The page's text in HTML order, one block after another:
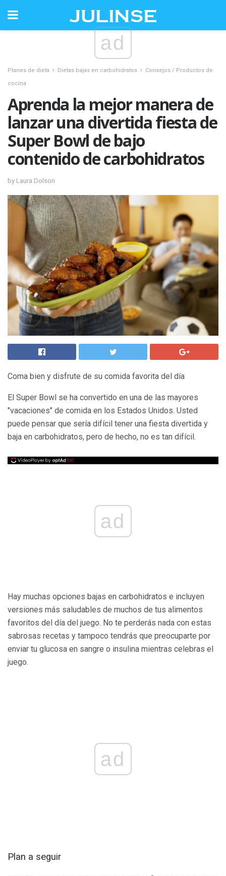
ad
Planes de dieta Dietas bajas en carbohidratos
Consejos / Productos de
cocina
Aprenda la mejor manera de
lanzar una divertida fiesta de
Super Bowl de bajo
contenido de carbohidratos
by Laura Dolson
Coma bien y disfrute de su comida favorita del día
El Super Bowl se ha convertido en una de las mayores
"vacaciones" de comida en los Estados Unidos. Usted
puede pensar que sería difícil tener una fiesta divertida y
baja en carbohidratos, pero de hecho, no es tan difícil.
ad
Hay muchas opciones bajas en carbohidratos e incluyen
versiones más saludables de muchos de tus alimentos
favoritos del día del juego. No te perderás nada con estas
sabrosas recetas y tampoco tendrás que preocuparte por
enviar tu glucosa en sangre o insulina mientras celebras el
juego.
ad
Plan a seguir